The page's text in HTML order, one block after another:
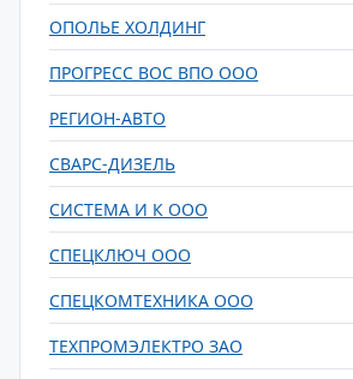
ОПОЛЬЕ ХОЛДИНГ
ПРОГРЕСС ВОС ВПО ООО
РЕГИОН-АВТО
СВАРС-ДИЗЕЛЬ
СИСТЕМА И К ООО
СПЕЦКЛЮЧ ООО
СПЕЦКОМТЕХНИКА ООО
ТЕХПРОМЭЛЕКТРО ЗАО